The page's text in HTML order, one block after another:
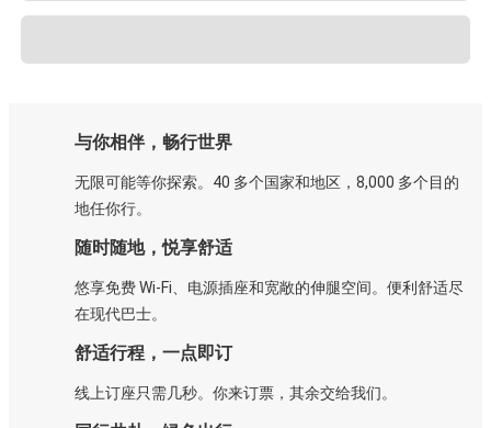
与你相伴，畅行世界
无限可能等你探索。40 多个国家和地区，8,000 多个目的
地任你行。
随时随地，悦享舒适
悠享免费 Wi-Fi、电源插座和宽敞的伸腿空间。便利舒适尽
在现代巴士。
舒适行程，一点即订
线上订座只需几秒。你来订票，其余交给我们。